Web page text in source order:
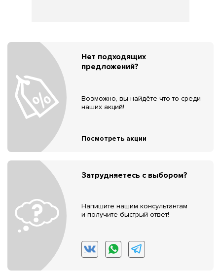
Нет подходящих
предложений?
Возможно, вы найдёте что-то среди
наших акций!
Посмотреть акции
Затрудняетесь с выбором?
Напишите нашим консультантам
и получите быстрый ответ!